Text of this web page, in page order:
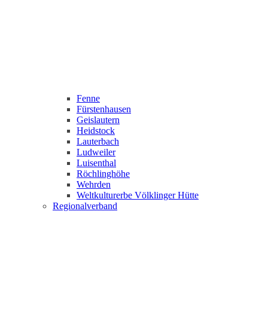
Fenne
Fürstenhausen
Geislautern
Heidstock
Lauterbach
Ludweiler
Luisenthal
Röchlinghöhe
Wehrden
Weltkulturerbe Völklinger Hütte
Regionalverband